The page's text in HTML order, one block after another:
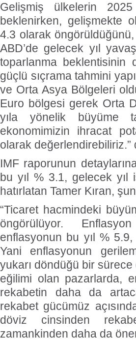
Gelişmiş ülkelerin
beklenirken, gelişmekte
4.3 olarak öngörüldüğünü,
ABD’de gelecek yıl
toparlanma beklentisinin
güçlü sıçrama tahmini
ve Orta Asya Bölgeleri
Euro bölgesi gerek Orta
yıla yönelik büyüme
ekonomimizin ihracat
olarak değerlendirebiliriz.”
IMF raporunun
bu yıl % 3.1, gelecek yıl
hatırlatan Tamer Kıran,
“Ticaret hacmindeki
öngörülüyor.
enflasyonun bu yıl %
Yani enflasyonun
yukarı döndüğü bir
eğilimi olan pazarlarda,
rekabetin daha da
rekabet gücümüz
döviz cinsinden
zamankinden daha da